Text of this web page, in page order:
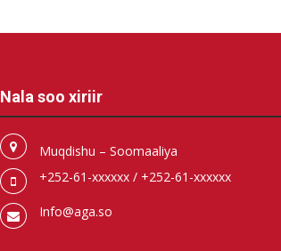
Nala soo xiriir
Muqdishu – Soomaaliya
+252-61-xxxxxx / +252-61-xxxxxx
Info@aga.so